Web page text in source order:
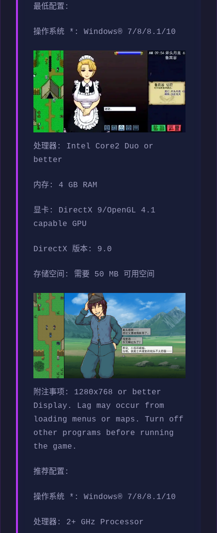
最低配置:
操作系统 *: Windows® 7/8/8.1/10
处理器: Intel Core2 Duo or
better
内存: 4 GB RAM
显卡: DirectX 9/OpenGL 4.1
capable GPU
DirectX 版本: 9.0
存储空间: 需要 50 MB 可用空间
附注事项: 1280x768 or better
Display. Lag may occur from
loading menus or maps. Turn off
other programs before running
the game.
推荐配置:
操作系统 *: Windows® 7/8/8.1/10
处理器: 2+ GHz Processor